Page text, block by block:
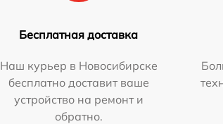
Бесплатная доставка
Наш курьер в Новосибирске
бесплатно доставит ваше
устройство на ремонт и
обратно.